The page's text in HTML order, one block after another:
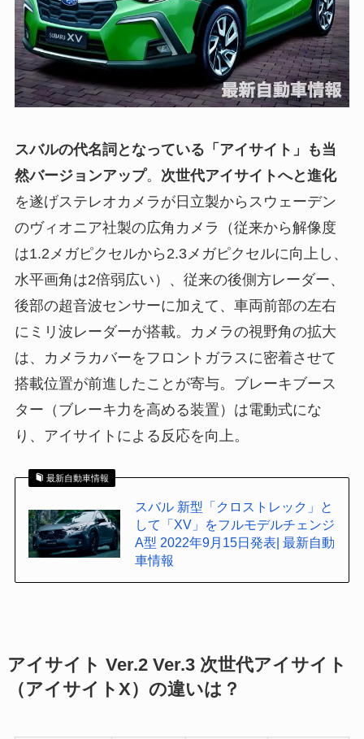
スバルの代名詞となっている「アイサイト」も当
然バージョンアップ。 次世代アイサイトへと進化
を遂げステレオカメラが日立製からスウェーデン
のヴィオニア社製の広角カメラ（従来から解像度
は1.2メガピクセルから2.3メガピクセルに向上し、
水平画角は2倍弱広い）、従来の後側方レーダー、
後部の超音波センサーに加えて、車両前部の左右
にミリ波レーダーが搭載。カメラの視野角の拡大
は、カメラカバーをフロントガラスに密着させて
搭載位置が前進したことが寄与。ブレーキブース
ター（ブレーキ力を高める装置）は電動式にな
り、アイサイトによる反応を向上。
最新自動車情報
スバル 新型「クロストレック」と
して「XV」をフルモデルチェンジ
A型 2022年9月15日発表| 最新自動
車情報
アイサイト Ver.2 Ver.3 次世代アイサイト
（アイサイトX）の違いは？